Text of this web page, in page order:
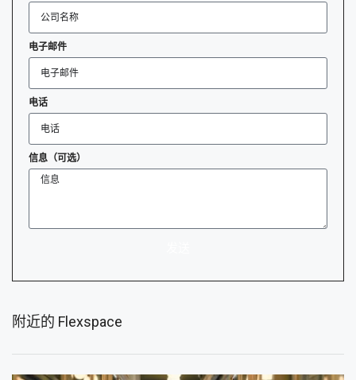
电子邮件
电话
信息（可选）
附近的 Flexspace